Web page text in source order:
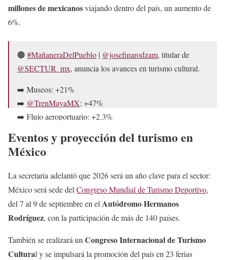
millones de mexicanosviajando dentro del país, un aumento de
6%.
🟤 #MañaneraDelPueblo | @josefinarodzam, titular de
@SECTUR_mx, anuncia los avances en turismo cultural.
➡️ Museos: +21%
➡️ @TrenMayaMX: +47%
➡️ Flujo aeroportuario: +2.3%
pic.twitter.com/QmFuEmmClm
Eventos y proyección del turismo en
México
La secretaria adelantó que 2026 será un año clave para el sector:
México será sede del Congreso Mundial de Turismo Deportivo,
del 7 al 9 de septiembre en el Autódromo Hermanos
Rodríguez, con la participación de más de 140 países.
También se realizará un Congreso Internacional de Turismo
Cultural y se impulsará la promoción del país en 23 ferias